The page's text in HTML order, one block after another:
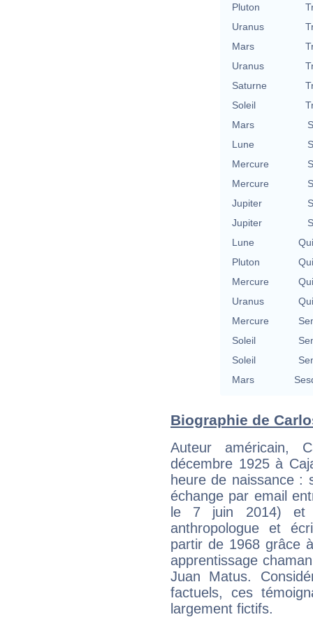
Pluton
Uranus
Mars
Uranus
Saturne
Soleil
Mars
Lune
Mercure
Mercure
Jupiter
Jupiter
Lune
Pluton
Mercure
Uranus
Mercure
Soleil
Soleil
Mars
Biographie de
Auteur américain,
décembre 1925 à
heure de naissance :
échange par email
le 7 juin 2014) et
anthropologue et
partir de 1968 grâce
apprentissage
Juan Matus.
factuels, ces
largement fictifs.